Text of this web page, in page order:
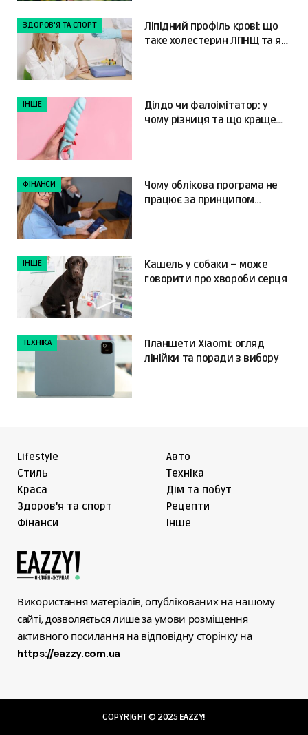
ЗДОРОВ'Я ТА СПОРТ
Ліпідний профіль крові: що
таке холестерин ЛПНЩ та як
ІНШЕ
Ділдо чи фалоімітатор: у
чому різниця та що краще
ФІНАНСИ
Чому облікова програма не
працює за принципом
ІНШЕ
Кашель у собаки – може
говорити про хвороби серця
ТЕХНІКА
Планшети Xiaomi: огляд
лінійки та поради з вибору
Lifestyle
Cтиль
Краса
Здоров'я та спорт
Фінанси
Авто
Техніка
Дім та побут
Рецепти
Інше
Використання матеріалів, опублікованих на нашому
сайті, дозволяється лише за умови розміщення
активного посилання на відповідну сторінку на
https://eazzy.com.ua
COPYRIGHT © 2025 EAZZY!